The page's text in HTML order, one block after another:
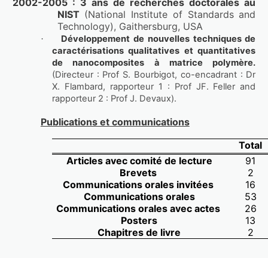
NIST (National Institute of Standards and
Technology), Gaithersburg, USA
·
Développement de nouvelles techniques de
caractérisations qualitatives et quantitatives
(Directeur : Prof S. Bourbigot, co-encadrant : Dr
X. Flambard, rapporteur 1 : Prof JF. Feller and
rapporteur 2 : Prof J. Devaux).
Publications et communications
Total
Articles avec comité de lecture
Brevets
91
2
Communications orales invitées
16
Communications orales
53
Communications orales avec actes
26
Posters
Chapitres de livre
13
2